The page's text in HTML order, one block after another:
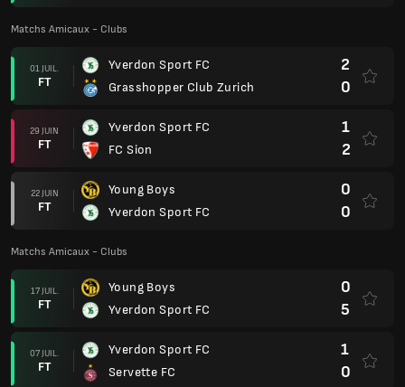
Matchs Amicaux - Clubs
01 JUIL.
FT
Yverdon Sport FC
Grasshopper Club Zurich
2
0
29 JUIN
FT
Yverdon Sport FC
FC Sion
1
2
22 JUIN
FT
Young Boys
Yverdon Sport FC
0
0
Matchs Amicaux - Clubs
17 JUIL.
FT
Young Boys
Yverdon Sport FC
0
5
07 JUIL.
FT
Yverdon Sport FC
Servette FC
1
0